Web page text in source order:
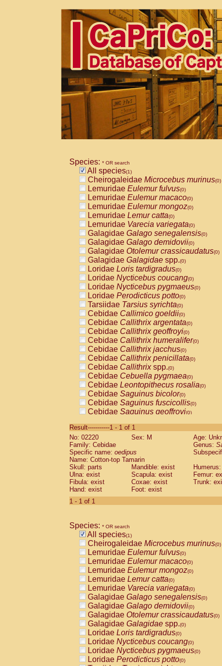
Species: * OR search
All species(1)
Cheirogaleidae Microcebus murinus(0)
Lemuridae Eulemur fulvus(0)
Lemuridae Eulemur macaco(0)
Lemuridae Eulemur mongoz(0)
Lemuridae Lemur catta(0)
Lemuridae Varecia variegata(0)
Galagidae Galago senegalensis(0)
Galagidae Galago demidovii(0)
Galagidae Otolemur crassicaudatus(0)
Galagidae Galagidae spp.(0)
Loridae Loris tardigradus(0)
Loridae Nycticebus coucang(0)
Loridae Nycticebus pygmaeus(0)
Loridae Perodicticus potto(0)
Tarsiidae Tarsius syrichta(0)
Cebidae Callimico goeldii(0)
Cebidae Callithrix argentata(0)
Cebidae Callithrix geoffroyi(0)
Cebidae Callithrix humeralifer(0)
Cebidae Callithrix jacchus(0)
Cebidae Callithrix penicillata(0)
Cebidae Callithrixspp.(0)
Cebidae Cebuella pygmaea(0)
Cebidae Leontopithecus rosalia(0)
Cebidae Saguinus bicolor(0)
Cebidae Saguinus fuscicollis(0)
Cebidae Saguinus geoffroyi(0)
CebidaeSaguinus labiatus(0)
Cebidae Saguinus leucopus (0)
Cebidae
CebidaeSaguinus mystax
Cebidae Saguinus nigricollis (0)
Cebidae Saguinus oedipus
Cebidae Saguinus weddelli
Cebidae Saguinusspp.
Cebidae
CebidaeCebus capucinus
CebidaeCebus nigrivittatus
CebidaeCebus spp.(0)
CebidaeSaimiri boliviensis(0)
CebidaeSaimiri sciureus(0)
AtelidaeAlouatta caraya(0)
AtelidaeAlouatta fusca(0)
AtelidaeAlouatta seniculus(0)
AtelidaeAlouattaspp.(0)
AtelidaeAteles belzebuth(0)
AtelidaeAteles geoffroyi(0)
AtelidaeAteles paniscus(0)
AtelidaeAtelesspp.(0)
AtelidaeLagothrix lagothricha(0)
AtelidaeLagothrix lagothricha cana
PitheciidaeCacajao calvus
Result-----------1 - 1 of 1
No: 02220
Sex: M
Age:
Family: Cebidae
Genus:
Specific name: oedipus
Name: Cotton-top Tamarin
Skull: parts
Mandible: exist
Ulna: exist
Scapula: exist
Femur:
Fibula: exist
Coxae: exist
Trunk:
Hand: exist
Foot: exist
1 - 1 of 1
Species: * OR search
All species(1)
Cheirogaleidae Microcebus murinus(0)
Lemuridae Eulemur fulvus(0)
Lemuridae Eulemur macaco(0)
Lemuridae Eulemur mongoz(0)
Lemuridae Lemur catta(0)
Lemuridae Varecia variegata(0)
Galagidae Galago senegalensis(0)
Galagidae Galago demidovii(0)
Galagidae Otolemur crassicaudatus(0)
Galagidae Galagidae spp.(0)
Loridae Loris tardigradus(0)
Loridae Nycticebus coucang(0)
Loridae Nycticebus pygmaeus(0)
Loridae Perodicticus potto(0)